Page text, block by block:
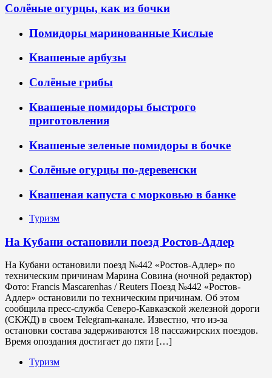
Солёные огурцы, как из бочки
Помидоры маринованные Кислые
Квашеные арбузы
Солёные грибы
Квашеные помидоры быстрого
приготовления
Квашеные зеленые помидоры в бочке
Солёные огурцы по-деревенски
Квашеная капуста с морковью в банке
Туризм
На Кубани остановили поезд Ростов-Адлер
На Кубани остановили поезд №442 «Ростов-Адлер» по
техническим причинам Марина Совина (ночной редактор)
Фото: Francis Mascarenhas / Reuters Поезд №442 «Ростов-
Адлер» остановили по техническим причинам. Об этом
сообщила пресс-служба Северо-Кавказской железной дороги
(СКЖД) в своем Telegram-канале. Известно, что из-за
остановки состава задерживаются 18 пассажирских поездов.
Время опоздания достигает до пяти […]
Туризм